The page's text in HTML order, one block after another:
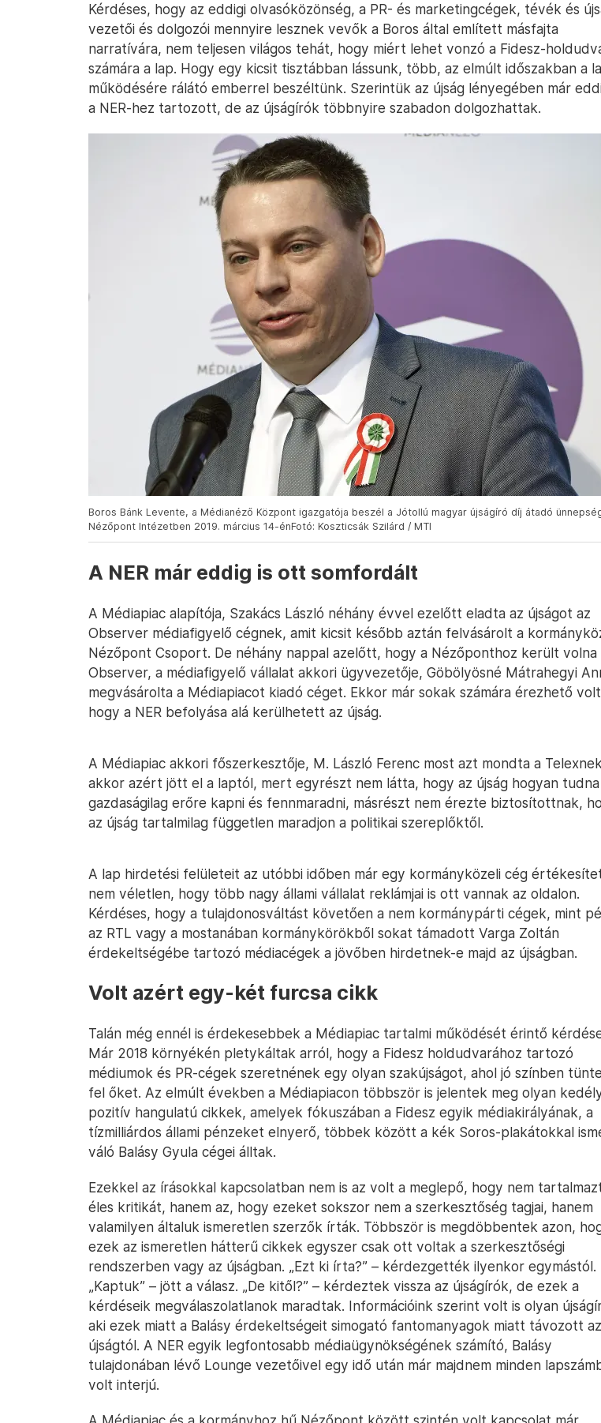
Kérdéses, hogy az eddigi olvasóközönség, a PR- és marketingcégek, tévék és
vezetői és dolgozói mennyire lesznek vevők a Boros által említett másfajta
narratívára, nem teljesen világos tehát, hogy miért lehet vonzó a Fidesz-
számára a lap. Hogy egy kicsit tisztábban lássunk, több, az elmúlt időszakban a
működésére rálátó emberrel beszéltünk. Szerintük az újság lényegében már
a NER-hez tartozott, de az újságírók többnyire szabadon dolgozhattak.
Boros Bánk Levente, a Médianéző Központ igazgatója beszél a Jótollú magyar újságíró díj átadó
Nézőpont Intézetben 2019. március 14-énFotó: Koszticsák Szilárd / MTI
A NER már eddig is ott somfordált
A Médiapiac alapítója, Szakács László néhány évvel ezelőtt eladta az újságot az
Observer médiafigyelő cégnek, amit kicsit később aztán felvásárolt a
Nézőpont Csoport. De néhány nappal azelőtt, hogy a Nézőponthoz került volna
Observer, a médiafigyelő vállalat akkori ügyvezetője, Göbölyösné Mátrahegyi
megvásárolta a Médiapiacot kiadó céget. Ekkor már sokak számára érezhető
hogy a NER befolyása alá kerülhetett az újság.
A Médiapiac akkori főszerkesztője, M. László Ferenc most azt mondta a
akkor azért jött el a laptól, mert egyrészt nem látta, hogy az újság hogyan tudna
gazdaságilag erőre kapni és fennmaradni, másrészt nem érezte biztosítottnak,
az újság tartalmilag független maradjon a politikai szereplőktől.
A lap hirdetési felületeit az utóbbi időben már egy kormányközeli cég
nem véletlen, hogy több nagy állami vállalat reklámjai is ott vannak az oldalon.
Kérdéses, hogy a tulajdonosváltást követően a nem kormánypárti cégek, mint
az RTL vagy a mostanában kormánykörökből sokat támadott Varga Zoltán
érdekeltségébe tartozó médiacégek a jövőben hirdetnek-e majd az újságban.
Volt azért egy-két furcsa cikk
Talán még ennél is érdekesebbek a Médiapiac tartalmi működését érintő
Már 2018 környékén pletykáltak arról, hogy a Fidesz holdudvarához tartozó
médiumok és PR-cégek szeretnének egy olyan szakújságot, ahol jó színben
fel őket. Az elmúlt években a Médiapiacon többször is jelentek meg olyan
pozitív hangulatú cikkek, amelyek fókuszában a Fidesz egyik médiakirályának, a
tízmilliárdos állami pénzeket elnyerő, többek között a kék Soros-plakátokkal
váló Balásy Gyula cégei álltak.
Ezekkel az írásokkal kapcsolatban nem is az volt a meglepő, hogy nem
éles kritikát, hanem az, hogy ezeket sokszor nem a szerkesztőség tagjai, hanem
valamilyen általuk ismeretlen szerzők írták. Többször is megdöbbentek azon,
ezek az ismeretlen hátterű cikkek egyszer csak ott voltak a szerkesztőségi
rendszerben vagy az újságban. „Ezt ki írta?” – kérdezgették ilyenkor egymástól.
„Kaptuk” – jött a válasz. „De kitől?” – kérdeztek vissza az újságírók, de ezek a
kérdéseik megválaszolatlanok maradtak. Információink szerint volt is olyan
aki ezek miatt a Balásy érdekeltségeit simogató fantomanyagok miatt távozott az
újságtól. A NER egyik legfontosabb médiaügynökségének számító, Balásy
tulajdonában lévő Lounge vezetőivel egy idő után már majdnem minden
volt interjú.